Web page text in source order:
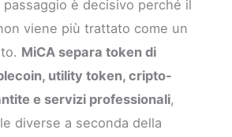
passaggio è decisivo perché il
viene più trattato come un
MiCA separa token di
utility token, cripto-
e servizi professionali,
diverse a seconda della